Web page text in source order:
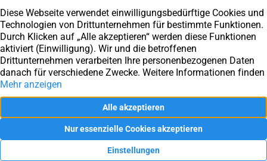
Ihre Immobilienmakler der Immobilienbörse Bonn / Rhein-
Datenschutz